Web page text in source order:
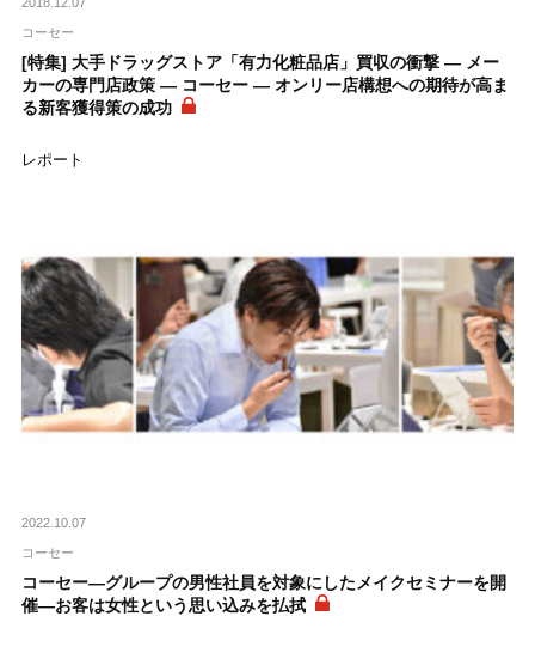
コーセー
[特集] 大手ドラッグストア「有力化粧品店」買収の衝撃 ― メー
カーの専門店政策 ― コーセー ― オンリー店構想への期待が高ま
る新客獲得策の成功
レポート
2022.10.07
コーセー
コーセー―グループの男性社員を対象にしたメイクセミナーを開
催―お客は女性という思い込みを払拭